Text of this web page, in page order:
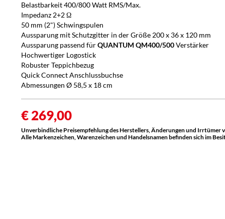
Belastbarkeit 400/800 Watt RMS/Max.
Impedanz 2+2 Ω
50 mm (2") Schwingspulen
Aussparung mit Schutzgitter in der Größe 200 x 36 x 120 mm
Aussparung passend fürQUANTUM QM400/500Verstärker
Hochwertiger Logostick
Robuster Teppichbezug
Quick ConnectAnschlussbuchse
Abmessungen Ø 58,5 x 18 cm
€ 269,00
Unverbindliche Preisempfehlung des Herstellers, Änderungen und Irrtümer
Alle Markenzeichen, Warenzeichen und Handelsnamen befinden sich im